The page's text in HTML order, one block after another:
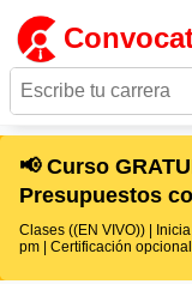
📢 Curso
Presupuestos
Clases ((EN VIVO)) |
pm | Certificación